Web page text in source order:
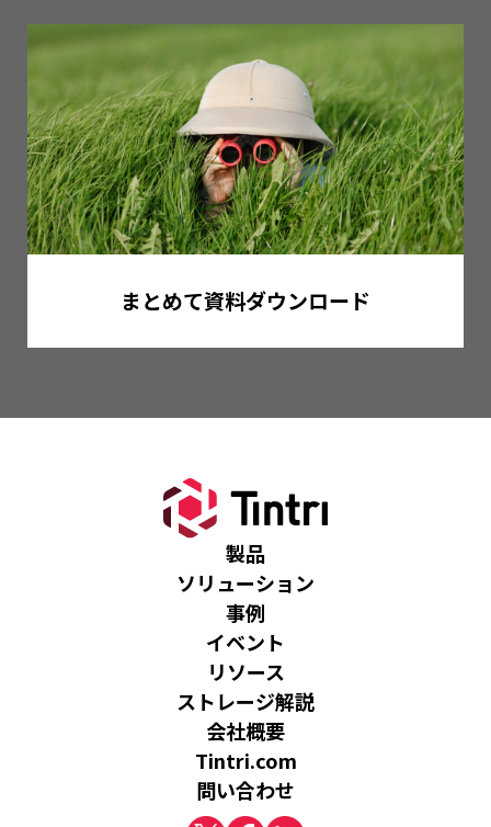
まとめて資料ダウンロード
製品
ソリューション
事例
イベント
リソース
ストレージ解説
会社概要
Tintri.com
問い合わせ